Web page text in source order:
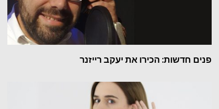
פנים חדשות: הכירו את יעקב רייזנר